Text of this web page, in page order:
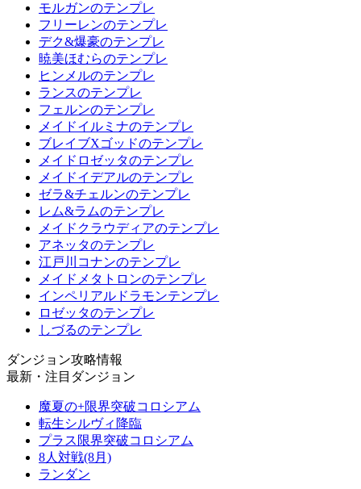
モルガンのテンプレ
フリーレンのテンプレ
デク&爆豪のテンプレ
暁美ほむらのテンプレ
ヒンメルのテンプレ
ランスのテンプレ
フェルンのテンプレ
メイドイルミナのテンプレ
ブレイブXゴッドのテンプレ
メイドロゼッタのテンプレ
メイドイデアルのテンプレ
ゼラ&チェルンのテンプレ
レム&ラムのテンプレ
メイドクラウディアのテンプレ
アネッタのテンプレ
江戸川コナンのテンプレ
メイドメタトロンのテンプレ
インペリアルドラモンテンプレ
ロゼッタのテンプレ
しづるのテンプレ
ダンジョン攻略情報
最新・注目ダンジョン
魔夏の+限界突破コロシアム
転生シルヴィ降臨
プラス限界突破コロシアム
8人対戦(8月)
ランダン